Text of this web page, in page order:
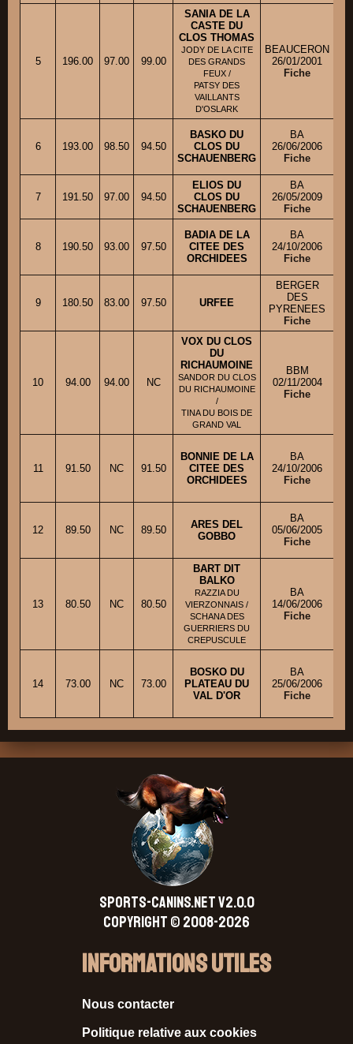
5 196.00 97.00 99.00
SANIA DE LA
CASTE DU
CLOS THOMAS
JODY DE LA CITE
DES GRANDS
FEUX /
PATSY DES
VAILLANTS
D'OSLARK
BEAUCERON
26/01/2001
Fiche
6 193.00 98.50 94.50
BASKO DU
CLOS DU
SCHAUENBERG
BA
26/06/2006
Fiche
7 191.50 97.00 94.50
ELIOS DU
CLOS DU
SCHAUENBERG
BA
26/05/2009
Fiche
8 190.50 93.00 97.50
BADIA DE LA
CITEE DES
ORCHIDEES
BA
24/10/2006
Fiche
9 180.50 83.00 97.50 URFEE
BERGER
DES
PYRENEES
Fiche
10 94.00 94.00 NC
VOX DU CLOS
DU
RICHAUMOINE
SANDOR DU CLOS
DU RICHAUMOINE
/
TINA DU BOIS DE
GRAND VAL
BBM
02/11/2004
Fiche
11 91.50 NC 91.50
BONNIE DE LA
CITEE DES
ORCHIDEES
BA
24/10/2006
Fiche
12 89.50 NC 89.50
ARES DEL
GOBBO
BA
05/06/2005
Fiche
13 80.50 NC 80.50
BART DIT
BALKO
RAZZIA DU
VIERZONNAIS /
SCHANA DES
GUERRIERS DU
CREPUSCULE
BA
14/06/2006
Fiche
14 73.00 NC 73.00
BOSKO DU
PLATEAU DU
VAL D'OR
BA
25/06/2006
Fiche
SPORTS-CANINS.NET V2.0.0
Copyright © 2008-2026
Informations Utiles
Nous contacter
Politique relative aux cookies